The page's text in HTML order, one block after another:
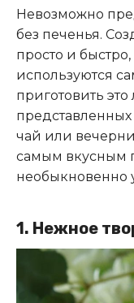
Невозможно
без печенья.
просто и
используются
приготовить
чай или
самым вкусным
1. Нежное